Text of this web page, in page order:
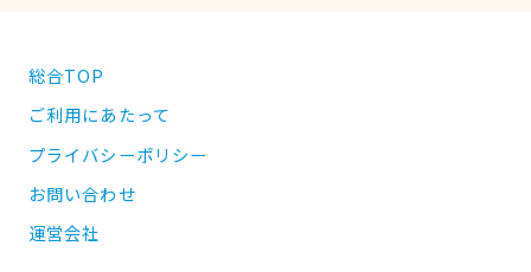
総合TOP
ご利用にあたって
プライバシーポリシー
お問い合わせ
運営会社